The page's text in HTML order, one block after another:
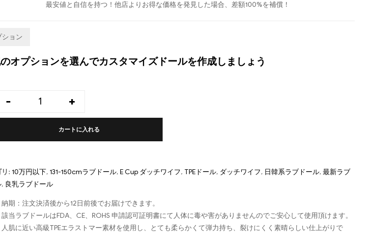
最安値と自信を持つ！他店よりお得な価格を発見した場合、差額100%を補償！
ション
オプションを選んでカスタマイズドールを作成しましょう
- +
カートに入れる
: 10万円以下, 131-150cmラブドール, E Cup ダッチワイフ, TPEドール, ダッチワイフ, 日韓系ラブドール, 最新ラブ
, 良乳ラブドール
納期：注文決済後から12日前後でお届けできます。
該当ラブドールはFDA、CE、ROHS 申請認可証明書にて人体に毒や害がありませんのでご安心して使用頂けます。
人肌に近い高級TPEエラストマー素材を使用し、とても柔らかくて弾力持ち、裂けにくく素晴らしい仕上がりで